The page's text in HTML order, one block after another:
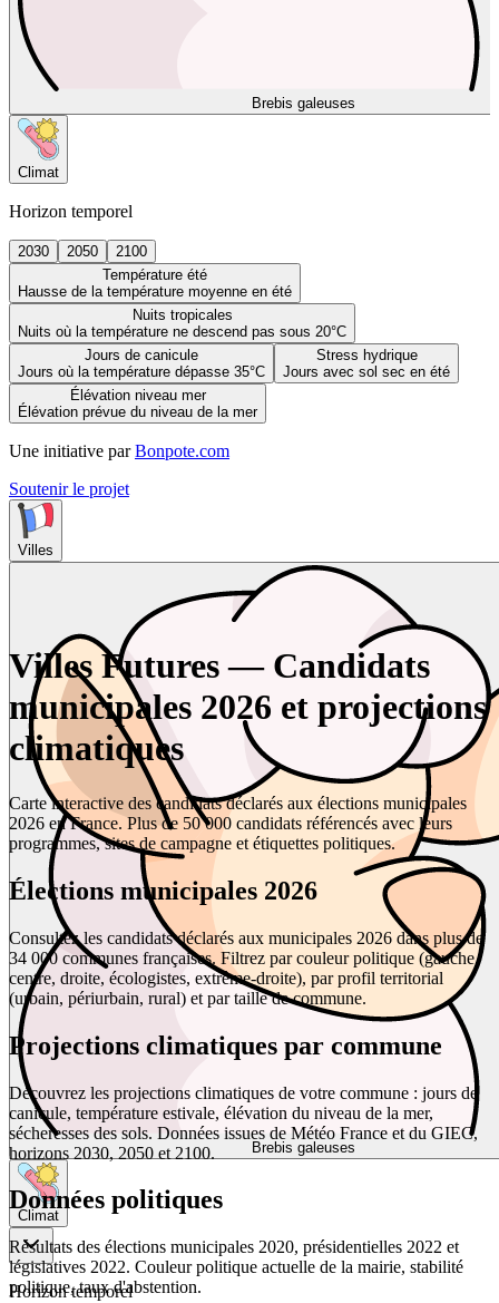
Brebis galeuses
Climat
Horizon temporel
2030 2050
2100
Température été
Hausse de la température moyenne en été
Nuits tropicales
Nuits où la température ne descend pas sous 20°C
Jours de canicule
Jours où la température dépasse 35°C
Stress hydrique
Jours avec sol sec en été
Élévation niveau mer
Élévation prévue du niveau de la mer
Une initiative par Bonpote.com
Soutenir le projet
Villes
Brebis galeuses
Climat
Horizon temporel
Villes Futures — Candidats
municipales 2026 et projections
climatiques
Carte interactive des candidats déclarés aux élections municipales
2026 en France. Plus de 50 000 candidats référencés avec leurs
programmes, sites de campagne et étiquettes politiques.
Élections municipales 2026
Consultez les candidats déclarés aux municipales 2026 dans plus de
34 000 communes françaises. Filtrez par couleur politique (gauche,
centre, droite, écologistes, extrême-droite), par profil territorial
(urbain, périurbain, rural) et par taille de commune.
Projections climatiques par commune
Découvrez les projections climatiques de votre commune : jours de
canicule, température estivale, élévation du niveau de la mer,
sécheresses des sols. Données issues de Météo France et du GIEC,
horizons 2030, 2050 et 2100.
Données politiques
Résultats des élections municipales 2020, présidentielles 2022 et
législatives 2022. Couleur politique actuelle de la mairie, stabilité
politique, taux d'abstention.